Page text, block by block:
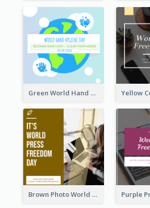
Green World Hand Hygiene Day Instagram Post
Brown Photo World Press Freedom Day Instagram Post